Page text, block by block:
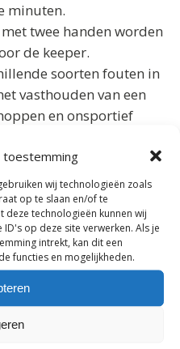
toestemming
wij technologieën zoals
op te slaan en/of te
technologieën kunnen wij
op deze site verwerken. Als je
intrekt, kan dit een
functies en mogelijkheden.
minuten.
twee handen worden
de keeper.
soorten fouten in
vasthouden van een
en onsportief
er een strafworp
wordt toegekend
een overtreding
op weg is naar het
neemt, moet
meter proberen te